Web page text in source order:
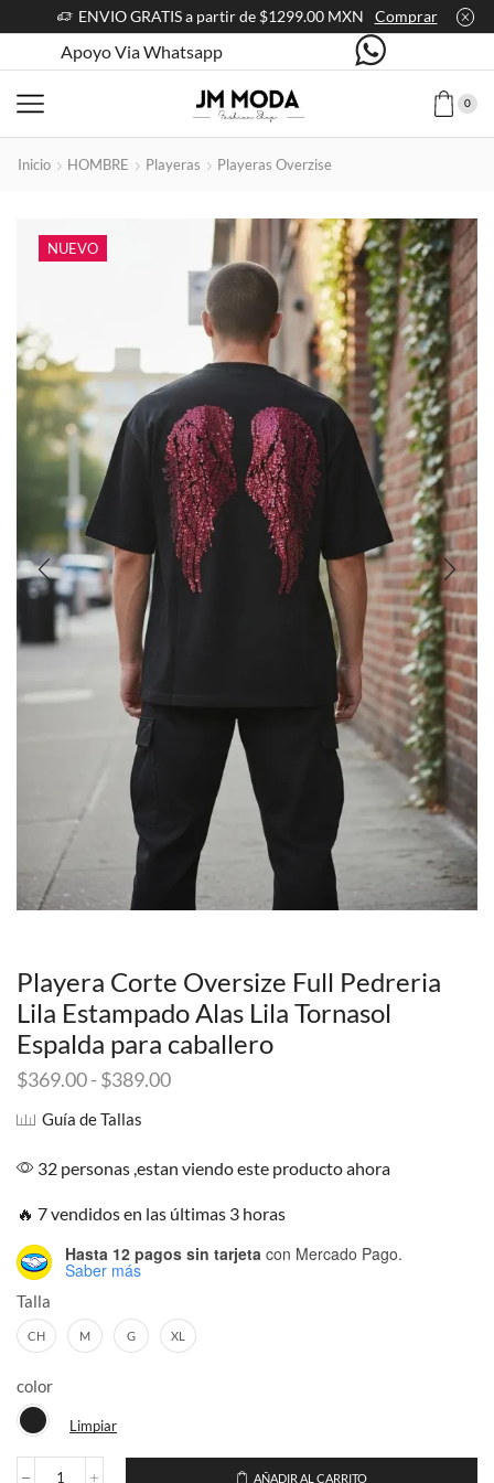
ENVIO GRATIS a partir de $1299.00 MXN Comprar
Apoyo Via Whatsapp
0
Inicio HOMBRE Playeras Playeras Overzise
NUEVO
Playera Corte Oversize Full Pedreria
Lila Estampado Alas Lila Tornasol
Espalda para caballero
$369.00-$389.00Rango
$369.00
$389.00
Guía de Tallas
32 personas ,estan viendo este producto ahora
🔥 7 vendidos en las últimas 3 horas
Hasta 12 pagos sin tarjeta con Mercado Pago.
Saber más
Talla
CH M G XL
color
Limpiar
AÑADIR AL CARRITO